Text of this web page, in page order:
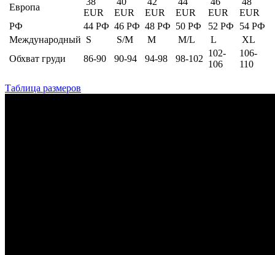
Европа
EUR
EUR
EUR
EUR
EUR
EUR
РФ
44 РФ 46 РФ 48 РФ 50 РФ 52 РФ
54 РФ
Международный S S/M M M/L L
XL
Обхват груди
86-90 90-94 94-98 98-102
102-
106
106-
110
Таблица размеров